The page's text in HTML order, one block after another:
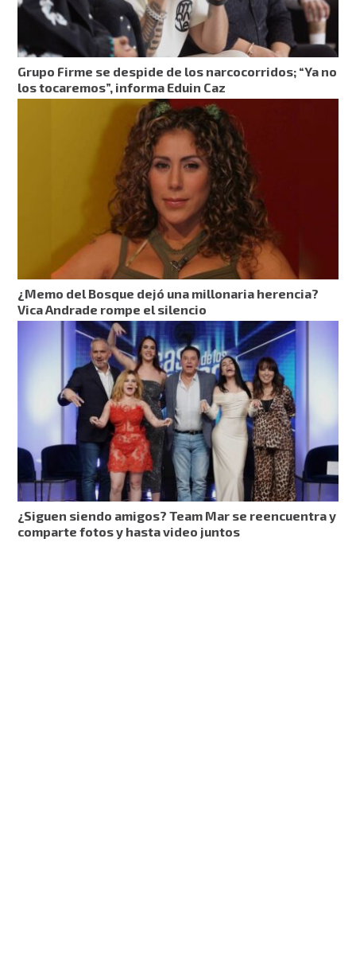
Grupo Firme se despide de los narcocorridos; “Ya no
los tocaremos”, informa Eduin Caz
¿Memo del Bosque dejó una millonaria herencia?
Vica Andrade rompe el silencio
¿Siguen siendo amigos? Team Mar se reencuentra y
comparte fotos y hasta video juntos